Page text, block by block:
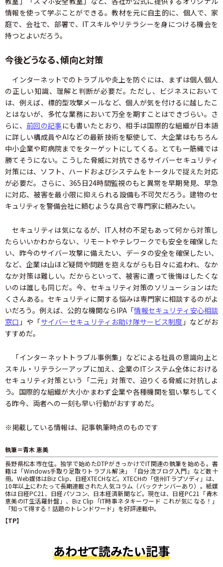
情報を使って学ぶことができる。教材を元に自主的に、個人で、家
庭で、会社で、部署で、ITスキルやリテラシーを身につける機会を
持つとよいだろう。
今後どうなる、傾向と対策
インターネットでのトラブルや炎上を防ぐには、まずは個人個人
の正しい知識、理解と判断が必要だ。ただし、ビジネスにおいて
は、例えば、標的型攻撃メールなど、個人が気を付けるに越したこ
とはないが、多忙な業務において万全を期すことはできづらい。さ
らに、 前回の記事 にも書いたとおり、相手は国際的な組織が日本語
に詳しい構成員やAIなどの最新技術を駆使して、大企業はもちろん
中小企業や町病院までをターゲットにしてくる。とても一筋縄では
勝てそうにない。こうした脅威に対抗できるサイバーセキュリティ
対策には、ソフト、ハードおよびシステムをトータルで捉えた対応
が必要だ。さらに、365日24時間監視のもと異常を早期発見、早急
に対応、被害を最小限に抑えられる設備も不可欠だろう。建物のセ
キュリティを警備会社に頼むような具合で専門家に頼みたい。
セキュリティは気になるが、IT人材の不足もあって何から対策し
たらいいかわからない、リモートやテレワークでも安全を確保した
い、昨今のサイバー攻撃に備えたい、データの安全を確保したい、
など、企業は山ほど疑問や問題を抱えながらも日々に追われ、なか
なか対策は難しい。だからといって、被害に遭って後悔はしたくな
いのは誰しも同じだ。今、セキュリティ対策のソリューションはた
くさんある。セキュリティに関する悩みは専門家に相談するのがよ
いだろう。例えば、公的な機関ならIPA「情報セキュリティ安心相談
窓口 」や「サイバーセキュリティお助け隊サービス制度 」などがお
すすめだ。
「インターネットトラブル事例集」などによる社員の意識向上と
スキル・リテラシーアップに加え、企業のITシステム全体における
セキュリティ対策という「二元」対策で、迫りくる脅威に対抗しよ
う。国際的な組織が大小かまわず企業や各種機関を狙い撃ちしてく
る昨今、両者への一刻も早い行動がおすすめだ。
※掲載している情報は、記事執筆時点のものです
執筆＝青木 恵美
長野県松本市在住。独学で始めたDTPがきっかけでIT関連の執筆を始める。書
籍は「Windows手取り足取りトラブル解決」「自分流ブログ入門」など数十
冊。Web媒体はBiz Clip、日経XTECHなど。XTECHの「信州ITラプソディ」は、
10年以上にわたって長期連載された人気コラム（バックナンバーあり）。紙媒
体は日経PC21、日経パソコン、日本経済新聞など。現在は、日経PC21「青木
恵美のIT生活羅針盤」、Biz Clip「IT時事ネタキーワード これが気になる！」
「知って得する！話題のトレンドワード」を好評連載中。
【TP】
あわせて読みたい記事